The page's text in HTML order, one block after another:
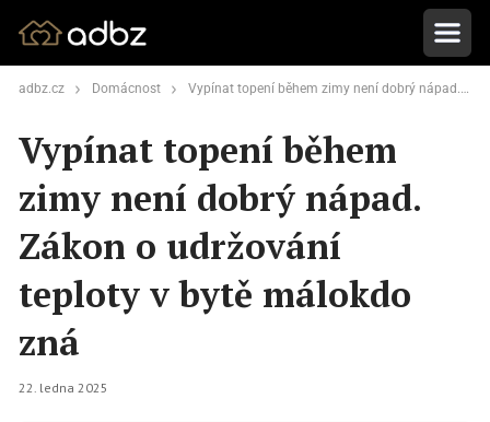
adbz.cz Domácnost Vypínat topení během zimy není dobrý nápad. Zákon o udržování teploty v bytě málokdo zná
Vypínat topení během
zimy není dobrý nápad.
Zákon o udržování
teploty v bytě málokdo
zná
22. ledna 2025